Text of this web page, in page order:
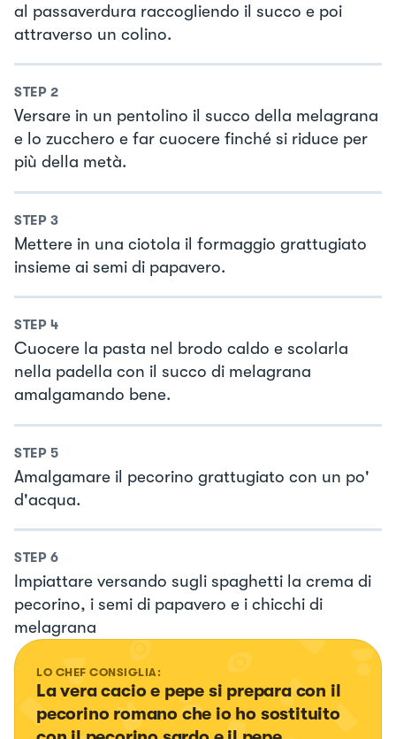
al passaverdura raccogliendo il succo e poi
attraverso un colino.
STEP 2
Versare in un pentolino il succo della melagrana
e lo zucchero e far cuocere finché si riduce per
più della metà.
STEP 3
Mettere in una ciotola il formaggio grattugiato
insieme ai semi di papavero.
STEP 4
Cuocere la pasta nel brodo caldo e scolarla
nella padella con il succo di melagrana
amalgamando bene.
STEP 5
Amalgamare il pecorino grattugiato con un po'
d'acqua.
STEP 6
Impiattare versando sugli spaghetti la crema di
pecorino, i semi di papavero e i chicchi di
melagrana
LO CHEF CONSIGLIA:
La vera cacio e pepe si prepara con il
pecorino romano che io ho sostituito